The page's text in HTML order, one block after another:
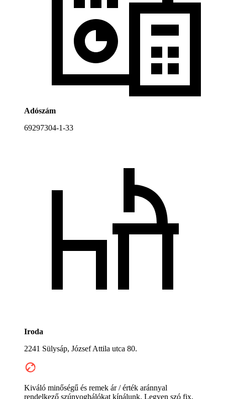
Adószám
69297304-1-33
Iroda
2241 Sülysáp, József Attila utca 80.
Kiváló minőségű és remek ár / érték aránnyal
rendelkező szúnyoghálókat kínálunk. Legyen szó fix,